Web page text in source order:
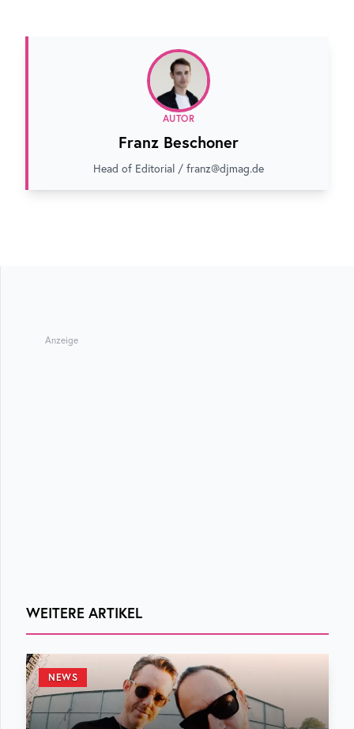
AUTOR
Franz Beschoner
Head of Editorial / franz@djmag.de
Anzeige
WEITERE ARTIKEL
NEWS